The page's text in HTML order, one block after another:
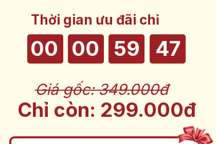
Thời gian ưu đãi chỉ
còn
00 00 59 46
Giá gốc: 349.000đ
Chỉ còn: 299.000đ